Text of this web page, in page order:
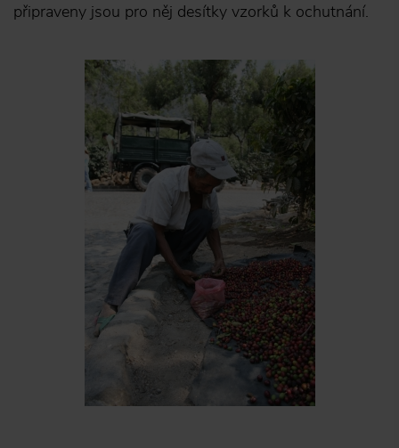
připraveny jsou pro něj desítky vzorků k ochutnání.